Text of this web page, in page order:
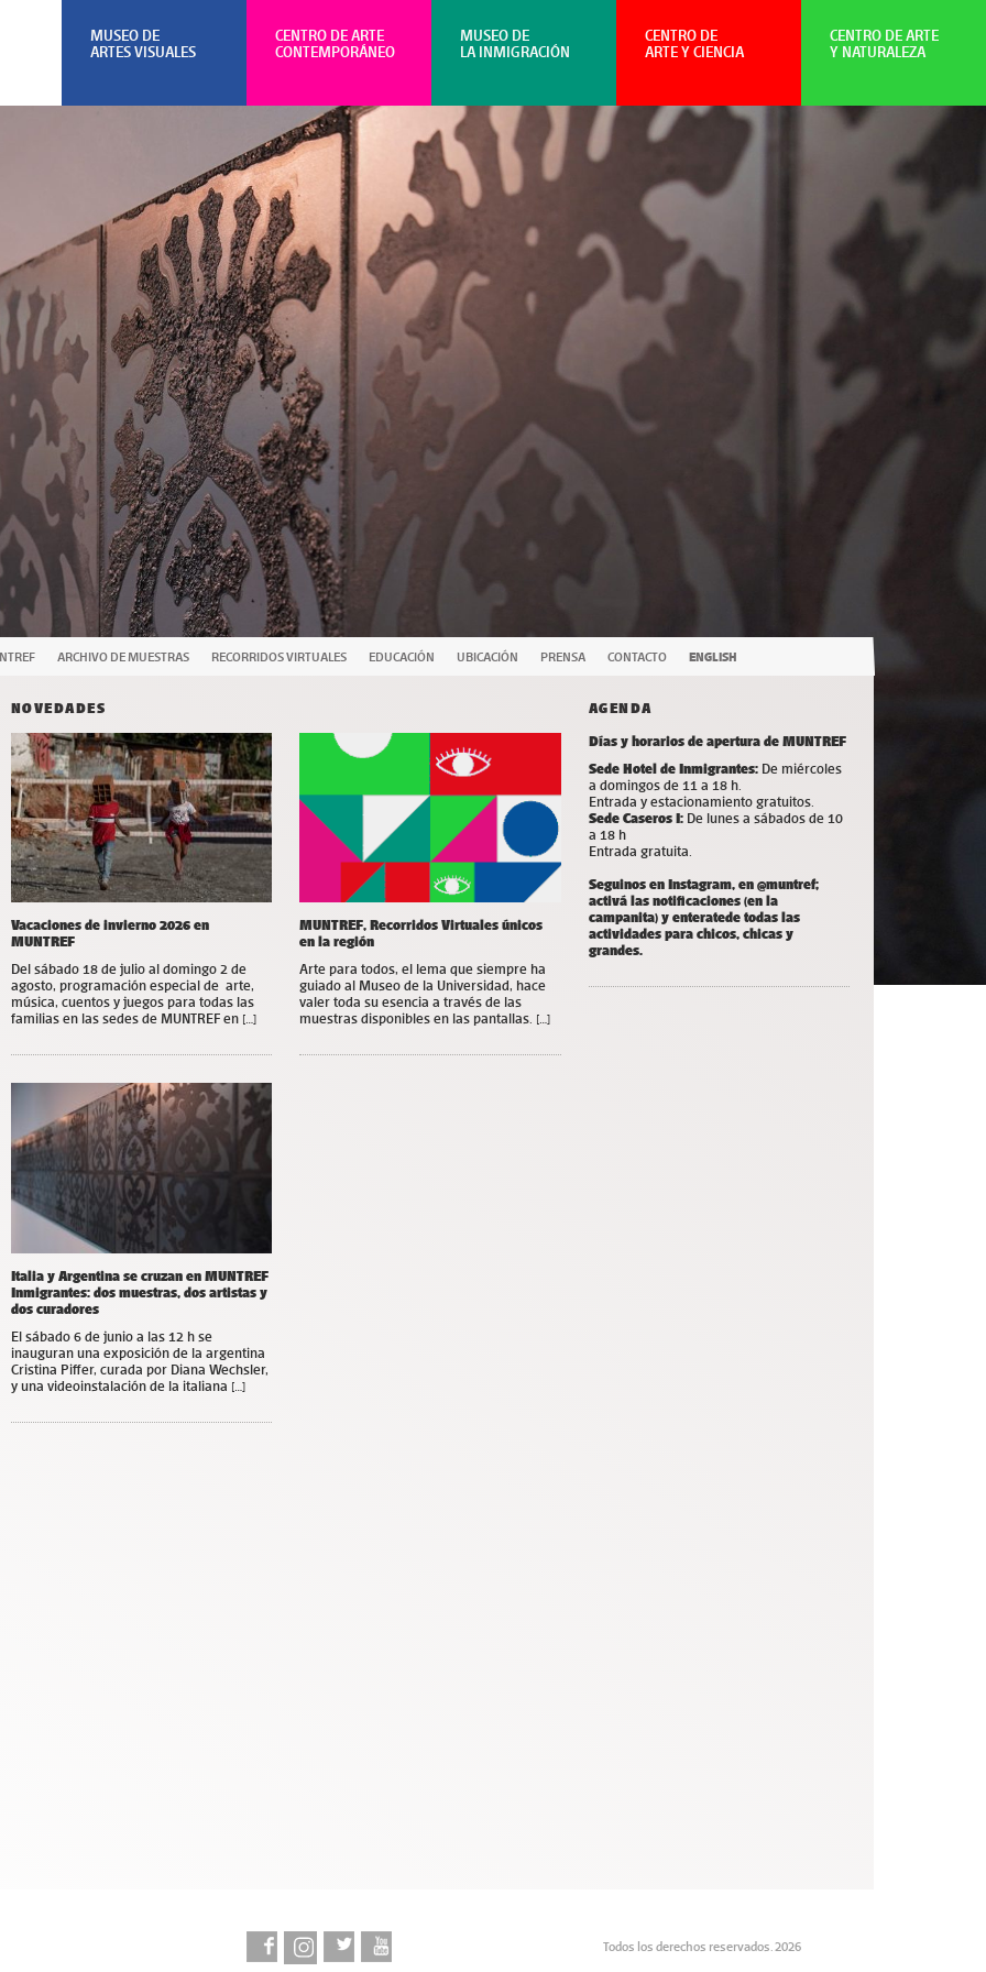
ARCHIVO DE MUESTRAS RECORRIDOS VIRTUALES EDUCACIÓN UBICACIÓN PRENSA CONTACTO ENGLISH
NOVEDADES
Vacaciones de invierno 2026 en
MUNTREF
Del sábado 18 de julio al domingo 2 de
agosto, programación especial de arte,
música, cuentos y juegos para todas las
familias en las sedes de MUNTREF en […]
Italia y Argentina se cruzan en MUNTREF
Inmigrantes: dos muestras, dos artistas y
dos curadores
El sábado 6 de junio a las 12 h se
inauguran una exposición de la argentina
Cristina Piffer, curada por Diana Wechsler,
y una videoinstalación de la italiana […]
MUNTREF, Recorridos Virtuales únicos
en la región
Arte para todos, el lema que siempre ha
guiado al Museo de la Universidad, hace
valer toda su esencia a través de las
muestras disponibles en las pantallas. […]
AGENDA
Días y horarios de apertura de MUNTREF
Sede Hotel de Inmigrantes:De miércoles
a domingos de 11 a 18 h.
Entrada y estacionamiento gratuitos.
Sede Caseros I:De lunes a sábados de 10
a 18 h
Entrada gratuita.
Seguinos en Instagram, en @muntref;
activá las notificaciones (en la
campanita) y enteratede todas las
actividades para chicos, chicas y
grandes.
Todos los derechos reservados. 2026
CENTRO DE ARTE
Y NATURALEZA
CENTRO DE
ARTE Y CIENCIA
MUSEO DE
LA INMIGRACIÓN
CENTRO DE ARTE
CONTEMPORÁNEO
MUSEO DE
ARTES VISUALES